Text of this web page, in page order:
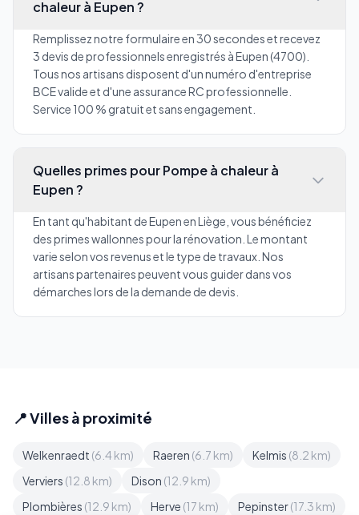
chaleur à Eupen ?
Remplissez notre formulaire en 30 secondes et recevez
3 devis de professionnels enregistrés à Eupen (4700).
Tous nos artisans disposent d'un numéro d'entreprise
BCE valide et d'une assurance RC professionnelle.
Service 100 % gratuit et sans engagement.
Quelles primes pour Pompe à chaleur à
Eupen ?
En tant qu'habitant de Eupen en Liège, vous bénéficiez
des primes wallonnes pour la rénovation. Le montant
varie selon vos revenus et le type de travaux. Nos
artisans partenaires peuvent vous guider dans vos
démarches lors de la demande de devis.
📍 Villes à proximité
Welkenraedt (6.4 km) Raeren (6.7 km) Kelmis (8.2 km)
Verviers (12.8 km) Dison (12.9 km)
Plombières (12.9 km) Herve (17 km) Pepinster(17.3 km)